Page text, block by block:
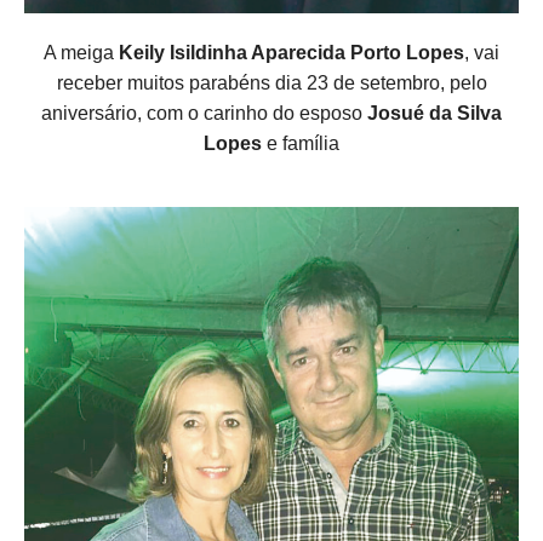
A meiga Keily Isildinha Aparecida Porto Lopes, vai
receber muitos parabéns dia 23 de setembro, pelo
aniversário, com o carinho do esposo Josué da Silva
Lopes e família